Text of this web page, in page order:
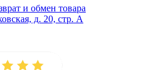
и обмен товара
д. 20, стр. А